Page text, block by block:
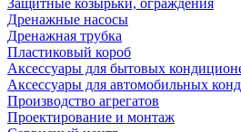
Защитные козырьки, ограждения
Дренажные насосы
Дренажная трубка
Пластиковый короб
Аксессуары для бытовых
Аксессуары для автомобильных
Производство агрегатов
Проектирование и монтаж